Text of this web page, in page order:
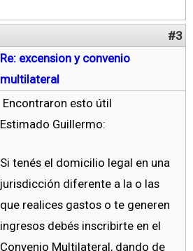
#3
Re: excension y convenio
multilateral
Encontraron esto útil
Estimado Guillermo:
Si tenés el domicilio legal en una
jurisdicción diferente a la o las
que realices gastos o te generen
ingresos debés inscribirte en el
Convenio Multilateral, dando de